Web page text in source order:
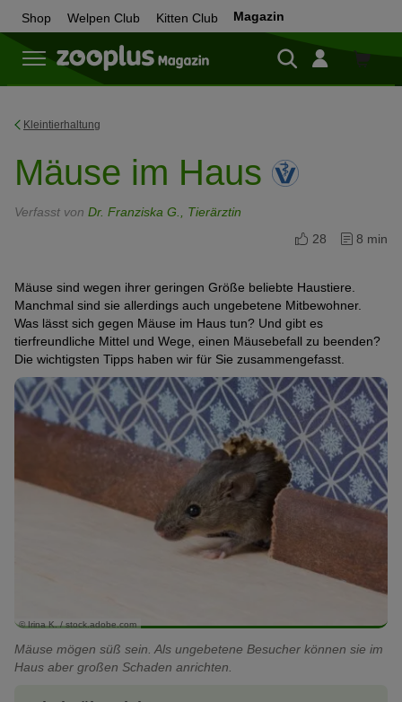
Shop Welpen Club Kitten Club Magazin
Zum
Kleintierhaltung
Mäuse im Haus
Verfasst von Dr. Franziska G., Tierärztin
28
8 min
Mäuse sind wegen ihrer geringen Größe beliebte Haustiere.
Manchmal sind sie allerdings auch ungebetene Mitbewohner.
Was lässt sich gegen Mäuse im Haus tun? Und gibt es
tierfreundliche Mittel und Wege, einen Mäusebefall zu beenden?
Die wichtigsten Tipps haben wir für Sie zusammengefasst.
© Irina K. / stock.adobe.com
Mäuse mögen süß sein. Als ungebetene Besucher können sie im
Haus aber großen Schaden anrichten.